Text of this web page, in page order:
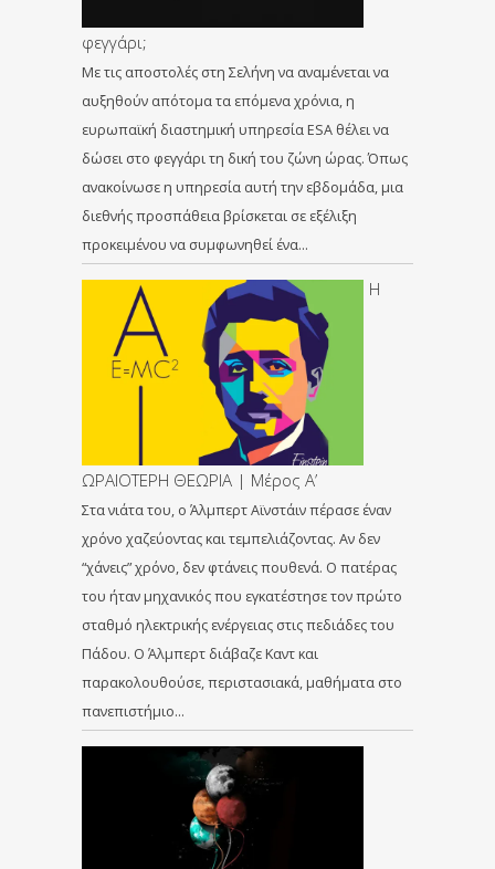
φεγγάρι;
Με τις αποστολές στη Σελήνη να αναμένεται να
αυξηθούν απότομα τα επόμενα χρόνια, η
ευρωπαϊκή διαστημική υπηρεσία ESA θέλει να
δώσει στο φεγγάρι τη δική του ζώνη ώρας. Όπως
ανακοίνωσε η υπηρεσία αυτή την εβδομάδα, μια
διεθνής προσπάθεια βρίσκεται σε εξέλιξη
προκειμένου να συμφωνηθεί ένα…
Η
ΩΡΑΙΟΤΕΡΗ ΘΕΩΡΙΑ | Μέρος Α’
Στα νιάτα του, ο Άλμπερτ Αϊνστάιν πέρασε έναν
χρόνο χαζεύοντας και τεμπελιάζοντας. Αν δεν
“χάνεις” χρόνο, δεν φτάνεις πουθενά. Ο πατέρας
του ήταν μηχανικός που εγκατέστησε τον πρώτο
σταθμό ηλεκτρικής ενέργειας στις πεδιάδες του
Πάδου. Ο Άλμπερτ διάβαζε Καντ και
παρακολουθούσε, περιστασιακά, μαθήματα στο
πανεπιστήμιο…